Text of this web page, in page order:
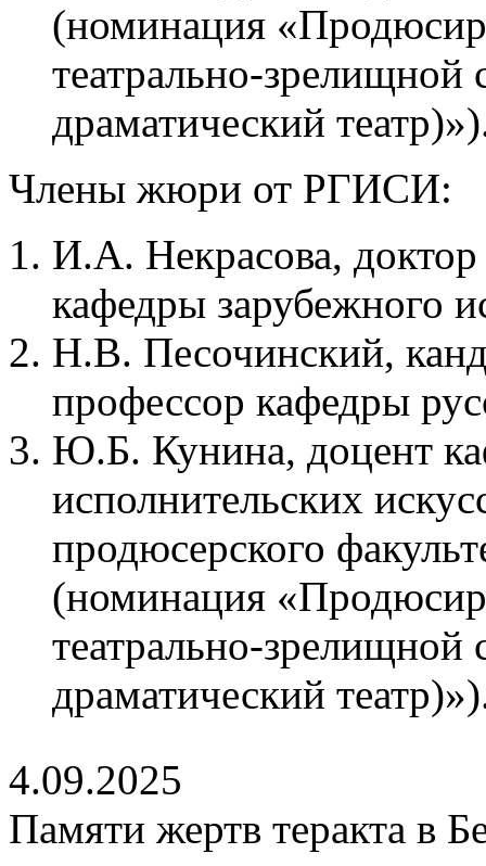
(номинация
театрально-зрелищной
драматический
Члены жюри от РГИСИ:
И.А. Некрасова, доктор
кафедры зарубежного
Н.В. Песочинский,
профессор кафедры
Ю.Б. Кунина, доцент
исполнительских
продюсерского
(номинация
театрально-зрелищной
драматический
4.09.2025
Памяти жертв теракта в